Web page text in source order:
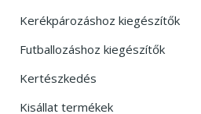
Kerékpározáshoz kiegészítők
Futballozáshoz kiegészítők
Kertészkedés
Kisállat termékek